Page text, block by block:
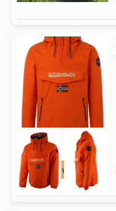
Tot 75% voordeel